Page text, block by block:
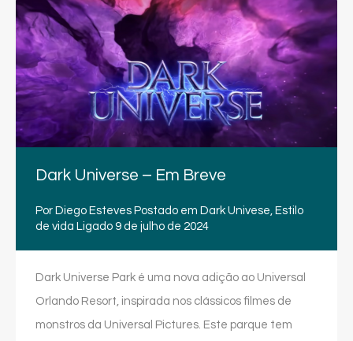
Dark Universe – Em Breve
Por Diego Esteves Postado em Dark Univese Estilo
de vida Ligado 9 de julho de 2024
Dark Universe Park é uma nova adição ao Universal
Orlando Resort, inspirada nos clássicos filmes de
monstros da Universal Pictures. Este parque tem